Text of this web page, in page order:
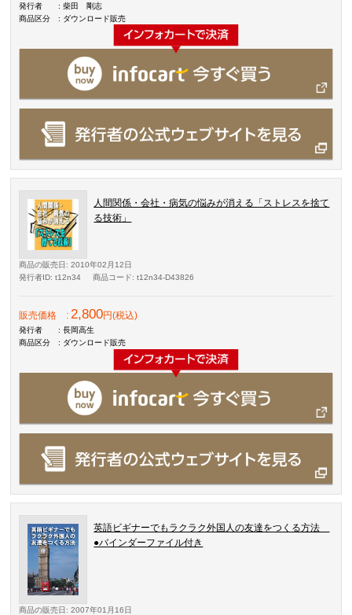
発行者
: 柴田 剛志
商品区分
: ダウンロード販売
人間関係・会社・病気の悩みが消える「ストレスを捨て
る技術」
商品の販売日 : 2010年02月12日
発行者ID: t12n34 商品コード: t12n34-D43826
販売価格 :2,800円(税込)
発行者
: 長岡高生
商品区分
: ダウンロード販売
英語ビギナーでもラクラク外国人の友達をつくる方法
●バインダーファイル付き
商品の販売日 : 2007年01月16日